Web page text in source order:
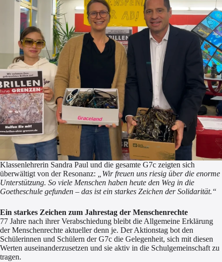
Klassenlehrerin Sandra Paul und die gesamte G7c zeigten sich
überwältigt von der Resonanz:
„Wir freuen uns riesig über die enorme
Unterstützung. So viele Menschen haben heute den Weg in die
Goetheschule gefunden – das ist ein starkes Zeichen der Solidarität.“
Ein starkes Zeichen zum Jahrestag der Menschenrechte
77 Jahre nach ihrer Verabschiedung bleibt die Allgemeine Erklärung
der Menschenrechte aktueller denn je. Der Aktionstag bot den
Schülerinnen und Schülern der G7c die Gelegenheit, sich mit diesen
Werten auseinanderzusetzen und sie aktiv in die Schulgemeinschaft zu
tragen.